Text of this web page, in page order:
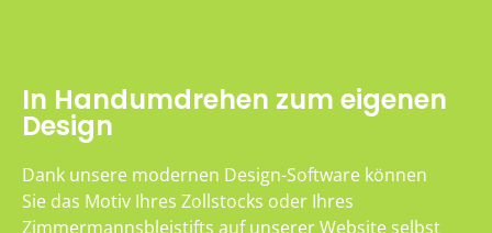
In Handumdrehen zum eigenen
Design
Dank unsere modernen Design-Software können
Sie das Motiv Ihres Zollstocks oder Ihres
Zimmermannsbleistifts auf unserer Website selbst